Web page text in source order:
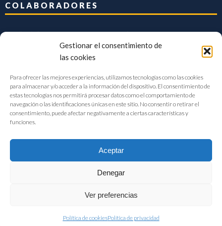
Gestionar el consentimiento de
las cookies
Para ofrecer las mejores experiencias, utilizamos tecnologías como las cookies
para almacenar y/o acceder a la información del dispositivo. El consentimiento de
estas tecnologías nos permitirá procesar datos como el comportamiento de
navegación o las identificaciones únicas en este sitio. No consentir o retirar el
consentimiento, puede afectar negativamente a ciertas características y
funciones.
Aceptar
Denegar
Ver preferencias
Política de cookiesPolítica de privacidad
COLABORADORES
FIAB Federación Española de Industrias de la Alimentación y Bebidas